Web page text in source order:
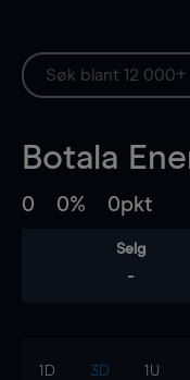
Botala
0 0% 0pkt
Selg
-
1D 3D 1U